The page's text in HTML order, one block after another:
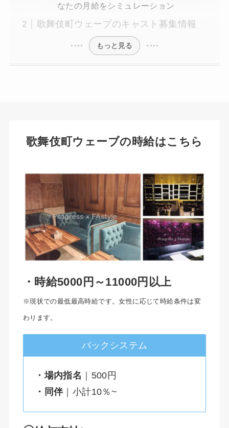
なたの月給をシミュレーション
歌舞伎町ウェーブのキャスト募集情報
もっと見る
歌舞伎町ウェーブの時給はこちら
・時給5000円～11000円以上
※現状での最低最高時給です。女性に応じて時給条件は変
わります。
バックシステム
・場内指名
｜500円
・同伴｜小計10％~